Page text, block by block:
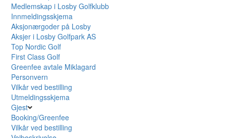
Medlemskap i Losby Golfklubb
Innmeldingsskjema
Aksjonærgoder på Losby
Aksjer i Losby Golfpark AS
Top Nordic Golf
First Class Golf
Greenfee avtale Miklagard
Personvern
Vilkår ved bestilling
Utmeldingsskjema
Gjest
Booking/Greenfee
Vilkår ved bestilling